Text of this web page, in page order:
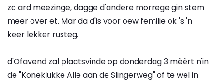
zo ard meezinge, dagge d'andere morrege gin stem
meer over et. Mar da d'is voor oew femilie ok 's 'n
keer lekker rusteg.
d'Ofavend zal plaatsvinde op donderdag 3 mèèrt n'in
de "Koneklukke Alle aan de Slingerweg" of te wel in